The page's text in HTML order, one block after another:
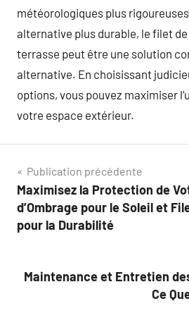
météorologiques plus
alternative plus durable, le filet
terrasse peut être une solution
alternative. En choisissant
options, vous pouvez maximiser
votre espace extérieur.
Navigation
de
l’article
Publication précédente
Maximisez la Protection de
d’Ombrage pour le Soleil et
pour la Durabilité
Maintenance et Entretien
Ce